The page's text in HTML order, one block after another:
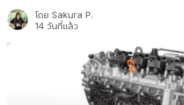
โดย Sakura P.
14 วันที่แล้ว